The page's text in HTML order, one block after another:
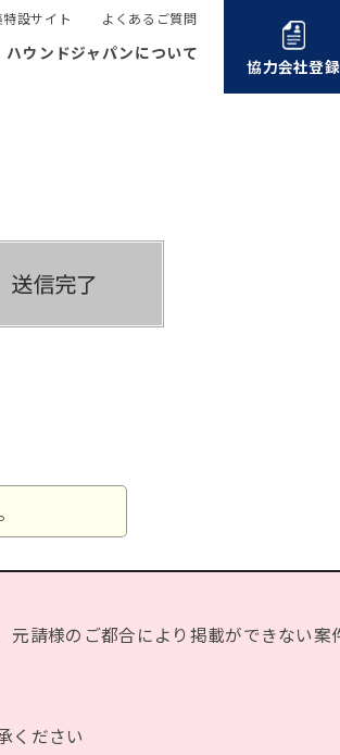
設サイト よくあるご質問
ハウンドジャパンについて
協力会社登録
元請様のご都合により掲載ができない案
ください